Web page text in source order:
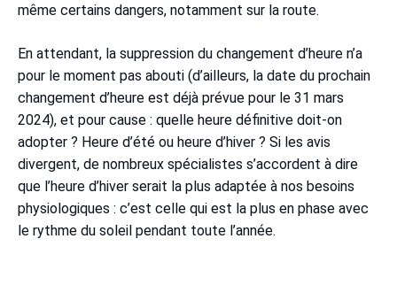
même certains dangers, notamment sur la route.
En attendant, la suppression du changement d’heure n’a
pour le moment pas abouti (d’ailleurs, la date du prochain
changement d’heure est déjà prévue pour le 31 mars
2024), et pour cause : quelle heure définitive doit-on
adopter ? Heure d’été ou heure d’hiver ? Si les avis
divergent, de nombreux spécialistes s’accordent à dire
que l’heure d’hiver serait la plus adaptée à nos besoins
physiologiques : c’est celle qui est la plus en phase avec
le rythme du soleil pendant toute l’année.